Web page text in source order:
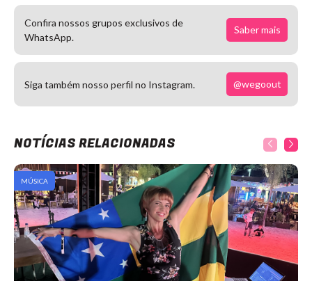
Confira nossos grupos exclusivos de
WhatsApp.
Saber mais
Siga também nosso perfil no Instagram. @wegoout
NOTÍCIAS RELACIONADAS
MÚSICA